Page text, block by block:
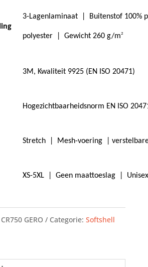
3-Lagenlaminaat Buitenstof 100%
polyester Gewicht 260 g/m2
3M, Kwaliteit 9925 (EN ISO 20471)
Hogezichtbaarheidsnorm EN ISO
Stretch Mesh-voering |
XS-5XL Geen maattoeslag
CR750 GERO Categorie: Softshell